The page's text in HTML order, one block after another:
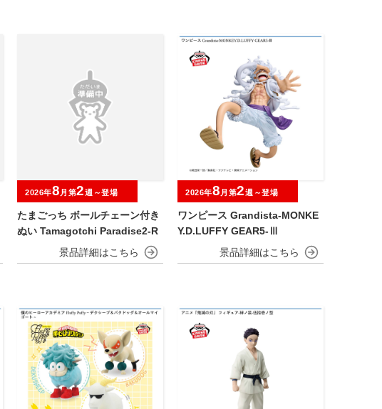
たまごっち ボールチェーン付き
ぬい Tamagotchi Paradise2-R
2026年8 月第2週～登場
ワンピース Grandista-MONKE
Y.D.LUFFY GEAR5-Ⅲ
2026年8 月第2週～登場